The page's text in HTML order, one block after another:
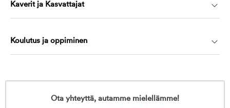
Kaverit ja Kasvattajat
Koulutus ja oppiminen
Ota yhteyttä, autamme mielellämme!